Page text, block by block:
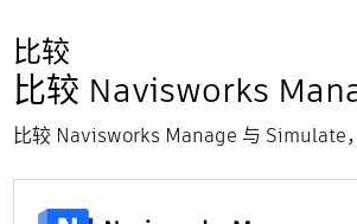
比较
比较 Navisworks
比较 Navisworks Manage 与 Simulate